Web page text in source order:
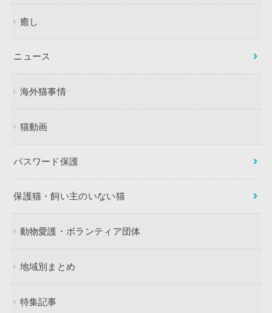
癒し
ニュース
海外猫事情
猫動画
パスワード保護
保護猫・飼い主のいない猫
動物愛護・ボランティア団体
地域別まとめ
特集記事